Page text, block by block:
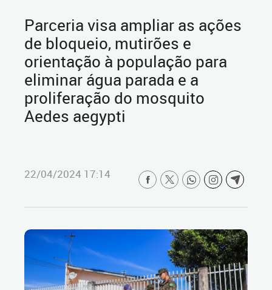
Parceria visa ampliar as ações
de bloqueio, mutirões e
orientação à população para
eliminar água parada e a
proliferação do mosquito
Aedes aegypti
22/04/2024 17:14